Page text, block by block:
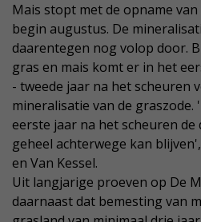
Mais stopt met de opname
begin augustus. De
daarentegen nog volop door.
gras en mais komt er in het
- tweede jaar na het scheuren
mineralisatie van de graszode.
eerste jaar na het scheuren
geheel achterwege kan
en Van Kessel.
Uit langjarige proeven op De
daarnaast dat bemesting van